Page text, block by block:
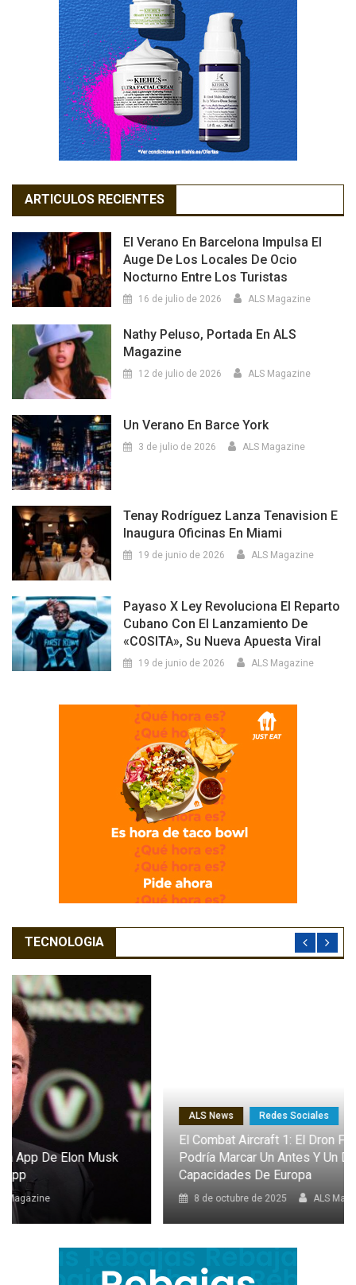
ARTICULOS RECIENTES
El Verano En Barcelona Impulsa El
Auge De Los Locales De Ocio
Nocturno Entre Los Turistas
16 de julio de 2026 ALS Magazine
Nathy Peluso, Portada En ALS
Magazine
12 de julio de 2026 ALS Magazine
Un Verano En Barce York
3 de julio de 2026 ALS Magazine
Tenay Rodríguez Lanza Tenavision E
Inaugura Oficinas En Miami
19 de junio de 2026 ALS Magazine
Payaso X Ley Revoluciona El Reparto
Cubano Con El Lanzamiento De
«COSITA», Su Nueva Apuesta Viral
19 de junio de 2026 ALS Magazine
TECNOLOGIA
ALS News Redes Sociales
El Combat Aircraft 1: El Dron Furtivo Con IA Que
Podría Marcar Un Antes Y Un Después En Las
Capacidades De Europa
8 de octubre de 2025 ALS Magazine